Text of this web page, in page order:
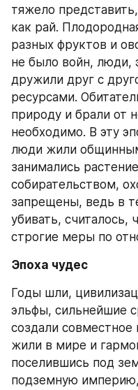
тяжело
как рай.
разных фруктов и
не было войн, люди,
дружили друг с
ресурсами.
природу и брали от
необходимо. В эту
люди жили
занимались
собирательством,
запрещены, ведь в
убивать, считалось,
строгие меры по
Эпоха чудес
Годы шли,
эльфы, сильнейшие
создали совместное
жили в мире и
поселившись под
подземную